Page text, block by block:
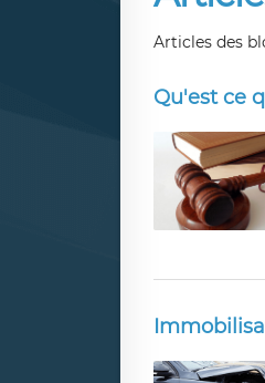
Articles des
Qu'est ce